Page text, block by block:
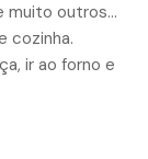
muito outros…
cozinha.
ir ao forno e